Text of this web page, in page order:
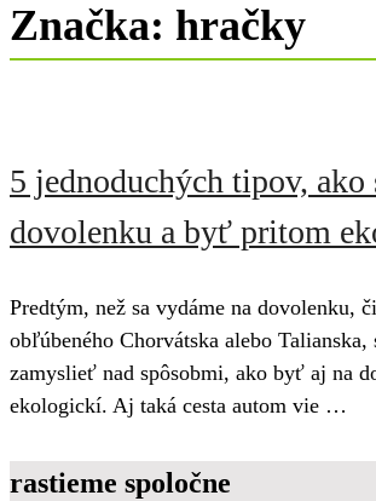
Značka: hračky
5 jednoduchých tipov,
dovolenku a byť pritom
Predtým, než sa vydáme na dovolenku,
obľúbeného Chorvátska alebo Talianska,
zamyslieť nad spôsobmi, ako byť aj na
ekologickí. Aj taká cesta autom vie …
rastieme spoločne